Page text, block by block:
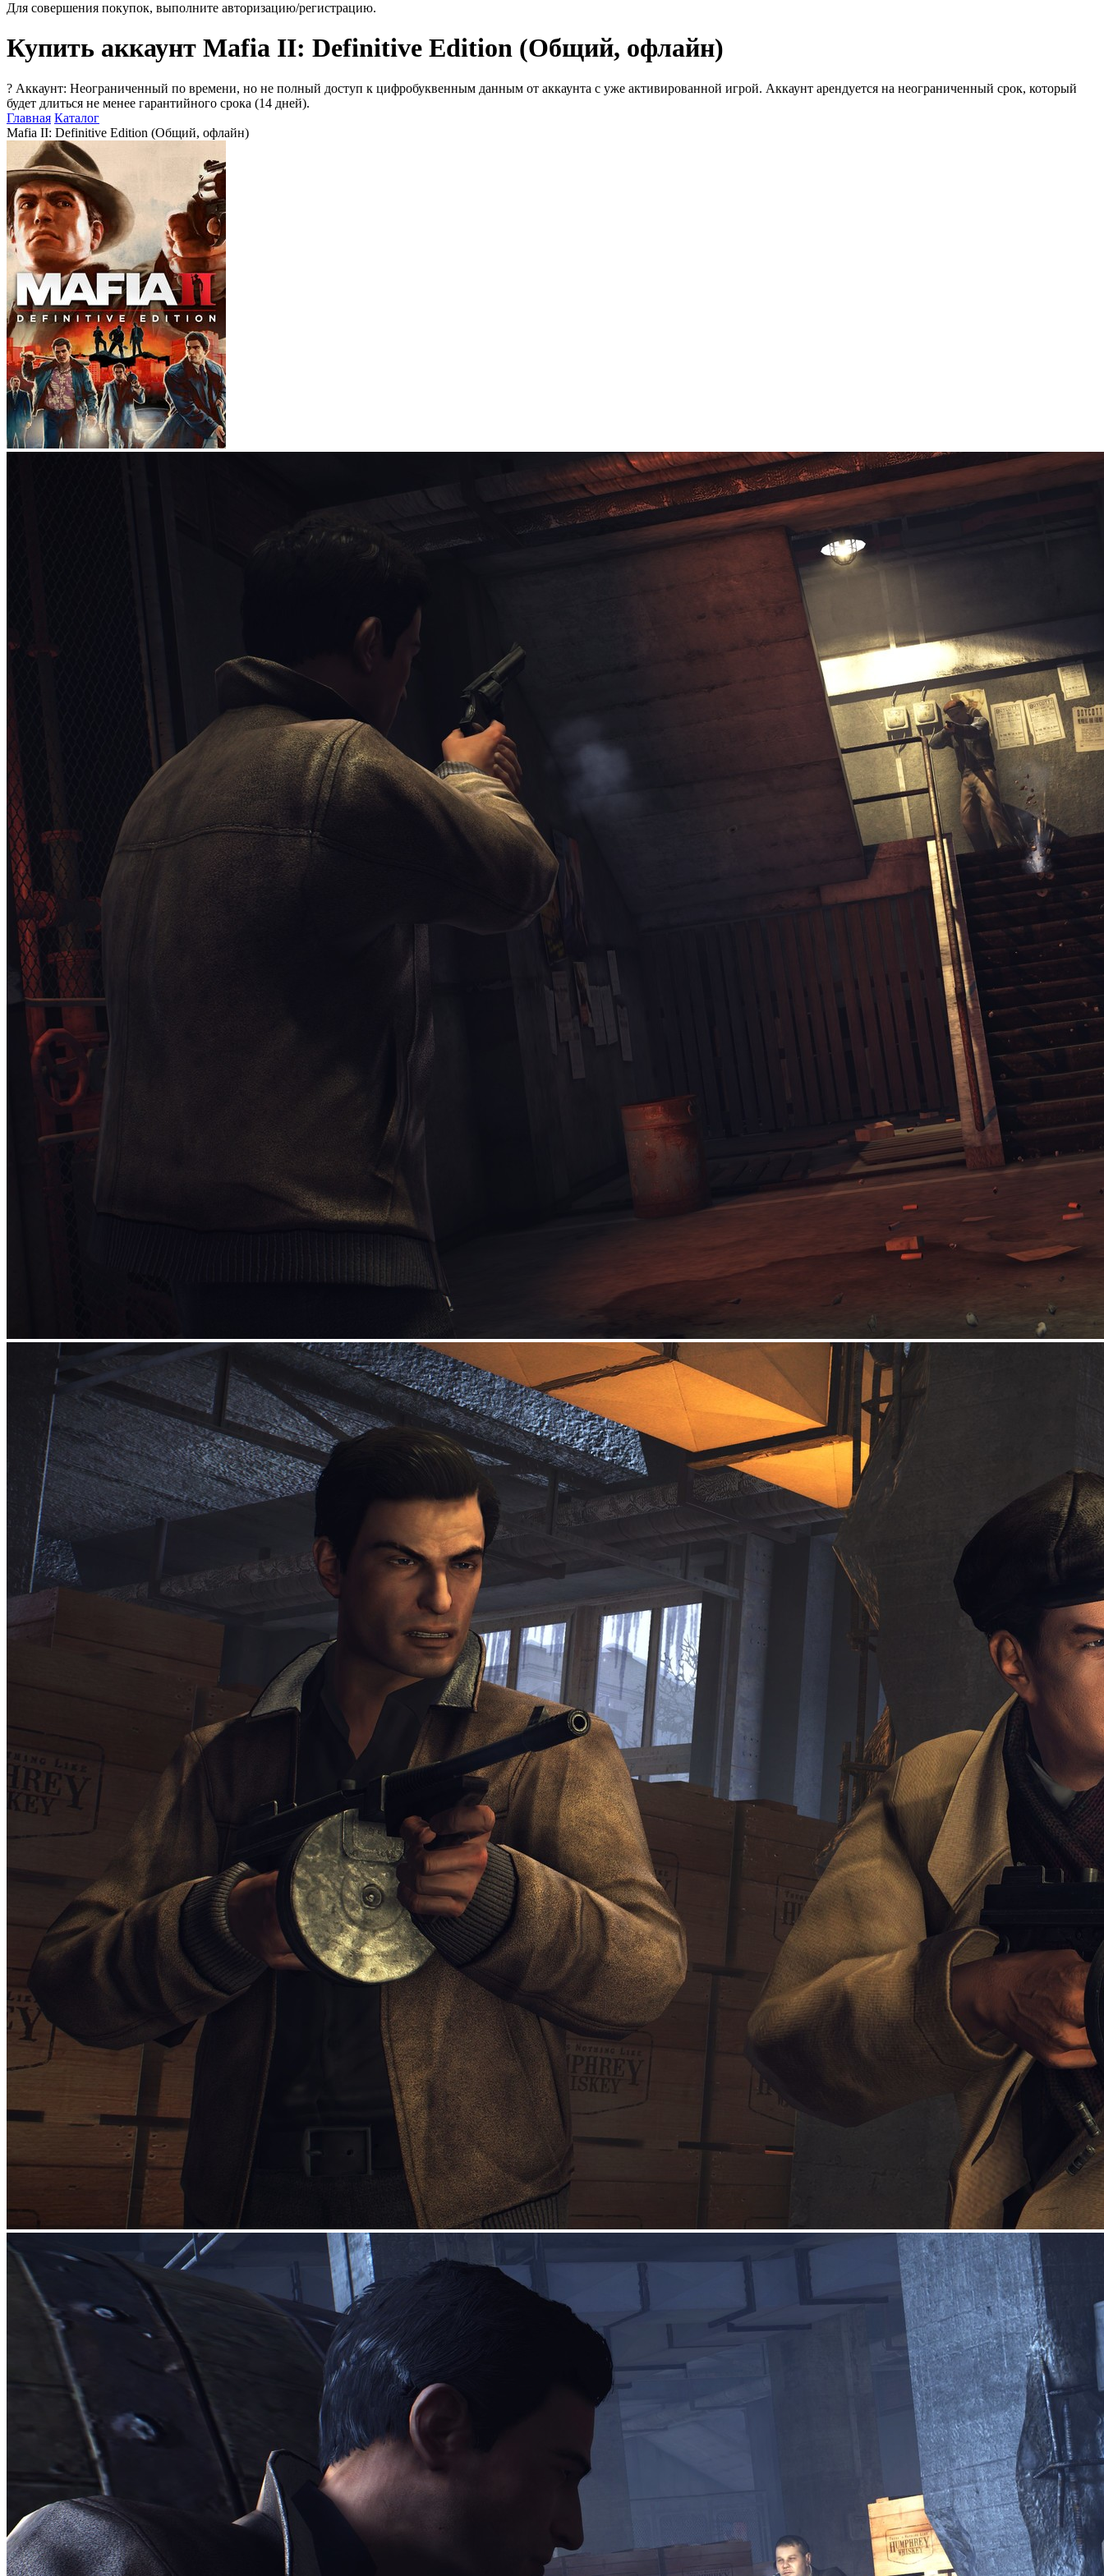
Для совершения покупок, выполните авторизацию/регистрацию.
Купить аккаунт Mafia II: Definitive Edition (Общий, офлайн)
? Аккаунт: Неограниченный по времени, но не полный доступ к цифробуквенным данным от аккаунта с уже активированной игрой. Аккаунт арендуется на неограниченный срок, который
будет длиться не менее гарантийного срока (14 дней).
Главная Каталог
Mafia II: Definitive Edition (Общий, офлайн)